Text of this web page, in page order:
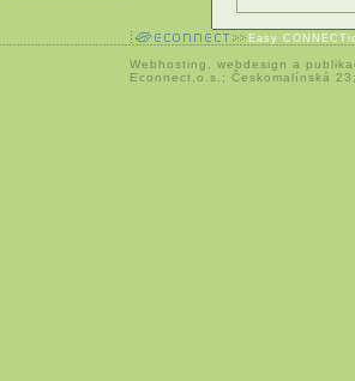
Easy
Webhosting webdesign a
Econnect,o.s.; Českomalínská